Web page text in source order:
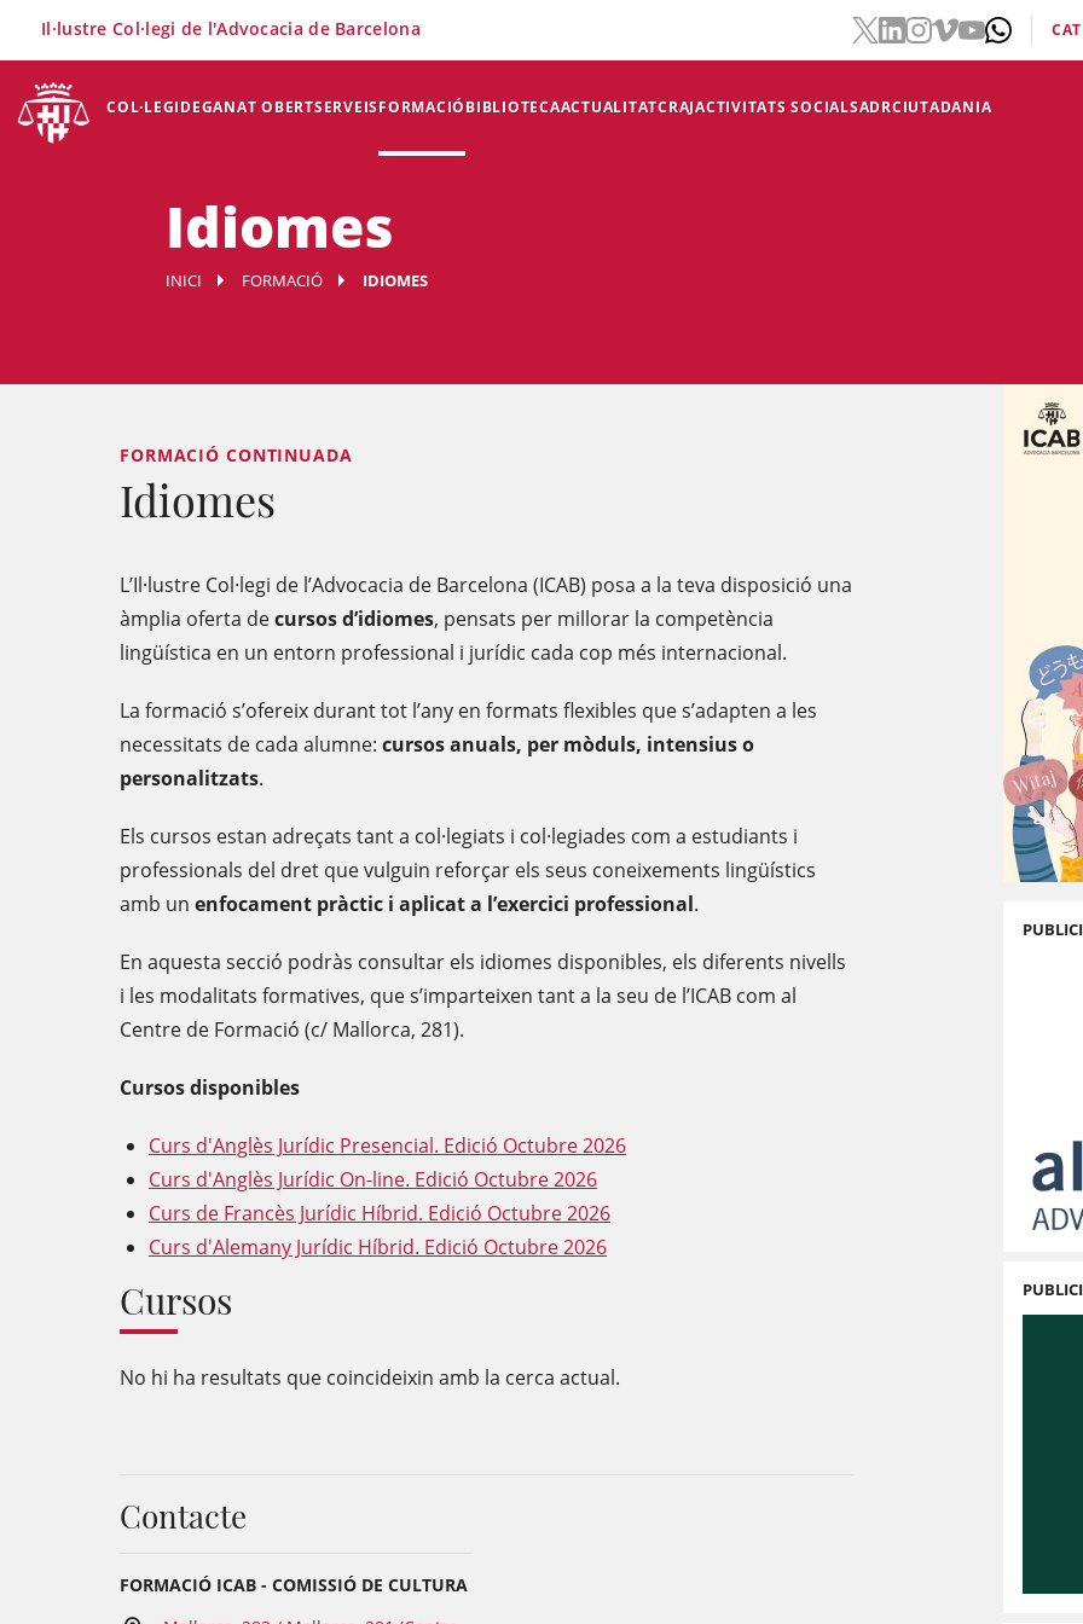
COL·LEGIDEGANAT OBERTSERVEISFORMACIÓBIBLIOTECAACTUALITATCRAJACTIVITATS SOCIALSADRCIUTADANIA
Il·lustre Col·legi de l'Advocacia de Barcelona CAT
Idiomes
INICI FORMACIÓ IDIOMES
FORMACIÓ CONTINUADA
Idiomes
L’Il·lustre Col·legi de l’Advocacia de Barcelona (ICAB) posa a la teva disposició una
àmplia oferta decursos d’idiomes, pensats per millorar la competència
lingüística en un entorn professional i jurídic cada cop més internacional.
La formació s’ofereix durant tot l’any en formats flexibles que s’adapten a les
necessitats de cada alumne: cursos anuals, per mòduls, intensius o
personalitzats.
Els cursos estan adreçats tant a col·legiats i col·legiades com a estudiants i
professionals del dret que vulguin reforçar els seus coneixements lingüístics
amb un enfocament pràctic i aplicat a l’exercici professional.
En aquesta secció podràs consultar els idiomes disponibles, els diferents nivells
i les modalitats formatives, que s’imparteixen tant a la seu de l’ICAB com al
Centre de Formació (c/ Mallorca, 281).
Cursos disponibles
Curs d'Anglès Jurídic Presencial. Edició Octubre 2026
Curs d'Anglès Jurídic On-line. Edició Octubre 2026
Curs de Francès Jurídic Híbrid. Edició Octubre 2026
Curs d'Alemany Jurídic Híbrid. Edició Octubre 2026
Cursos
No hi ha resultats que coincideixin amb la cerca actual.
Contacte
FORMACIÓ ICAB - COMISSIÓ DE CULTURA